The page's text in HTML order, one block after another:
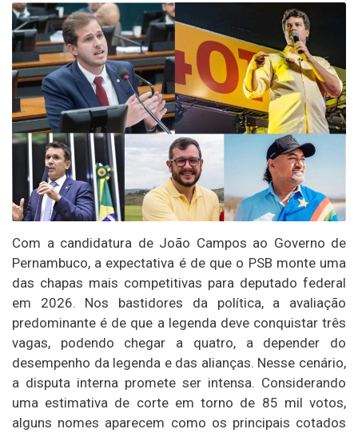
Com a candidatura de João Campos ao Governo de
Pernambuco, a expectativa é de que o PSB monte uma
das chapas mais competitivas para deputado federal
em 2026. Nos bastidores da política, a avaliação
predominante é de que a legenda deve conquistar três
vagas, podendo chegar a quatro, a depender do
desempenho da legenda e das alianças. Nesse cenário,
a disputa interna promete ser intensa. Considerando
uma estimativa de corte em torno de 85 mil votos,
alguns nomes aparecem como os principais cotados